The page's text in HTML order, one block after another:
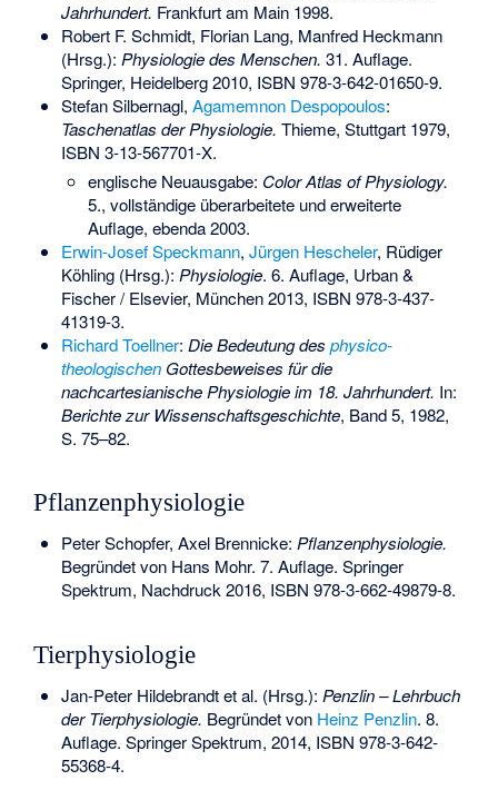
Jahrhundert. Frankfurt am Main 1998.
Robert F. Schmidt, Florian Lang, Manfred Heckmann
(Hrsg.): Physiologie des Menschen. 31. Auflage.
Springer, Heidelberg 2010, ISBN 978-3-642-01650-9.
Stefan Silbernagl, Agamemnon Despopoulos:
Taschenatlas der Physiologie. Thieme, Stuttgart 1979,
ISBN 3-13-567701-X.
englische Neuausgabe: Color Atlas of Physiology.
5., vollständige überarbeitete und erweiterte
Auflage, ebenda 2003.
Erwin-Josef Speckmann, Jürgen Hescheler, Rüdiger
Köhling (Hrsg.): Physiologie. 6. Auflage, Urban &
Fischer / Elsevier, München 2013, ISBN 978-3-437-
41319-3.
Richard Toellner: Die Bedeutung des physico-
theologischenGottesbeweises für die
nachcartesianische Physiologie im 18. Jahrhundert. In:
Berichte zur Wissenschaftsgeschichte, Band 5, 1982,
S. 75–82.
Pflanzenphysiologie
Peter Schopfer, Axel Brennicke: Pflanzenphysiologie.
Begründet von Hans Mohr. 7. Auflage. Springer
Spektrum, Nachdruck 2016, ISBN 978-3-662-49879-8.
Tierphysiologie
Jan-Peter Hildebrandt et al. (Hrsg.): Penzlin – Lehrbuch
der Tierphysiologie. Begründet von Heinz Penzlin. 8.
Auflage. Springer Spektrum, 2014, ISBN 978-3-642-
55368-4.